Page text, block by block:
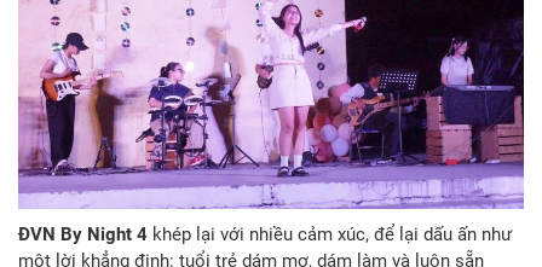
ĐVN By Night 4 khép lại với nhiều cảm xúc, để lại dấu ấn như
một lời khẳng định: tuổi trẻ dám mơ, dám làm và luôn sẵn